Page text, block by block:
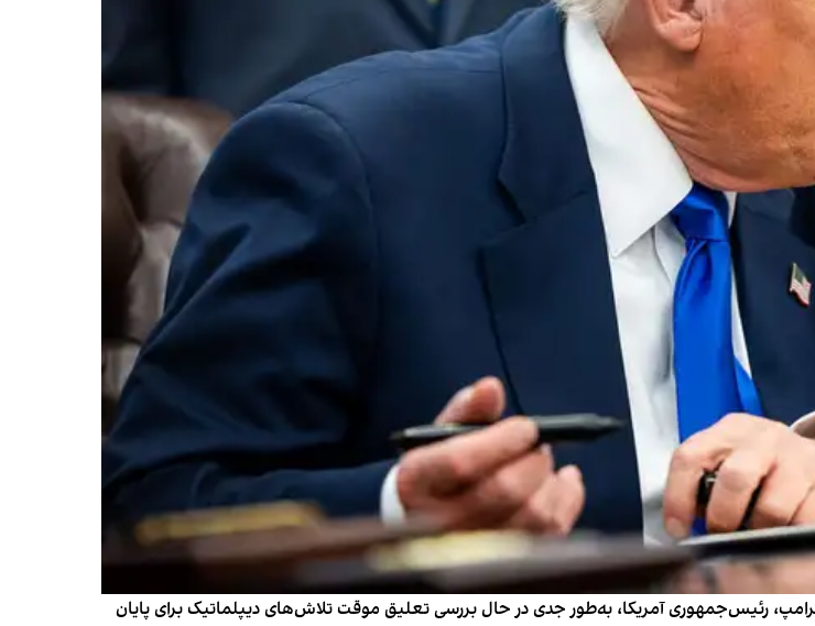
رئیس‌جمهوری آمریکا، به‌طور جدی در حال بررسی تعلیق موقت تلاش‌های دیپلماتیک برای پایان